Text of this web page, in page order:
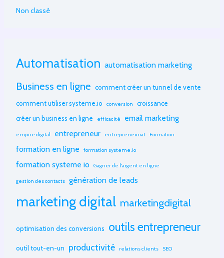
Non classé
Automatisation automatisation marketing
Business en ligne comment créer un tunnel de vente
comment utiliser systeme.io
conversion
croissance
créer un business en ligne
efficacité email marketing
empire digital entrepreneur entrepreneuriat Formation
formation en ligne formation systeme.io
formation systeme io Gagner de l'argent en ligne
gestion des contacts génération de leads
marketing digital marketingdigital
optimisation des conversions outils entrepreneur
outil tout-en-un productivité relations clients SEO